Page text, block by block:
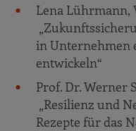
Lena Lührmann,
in Unternehmen
entwickeln“
Prof. Dr. Werner
„Resilienz und
Rezepte für das